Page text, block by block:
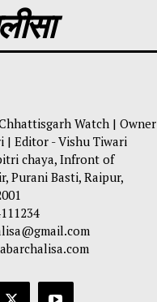
Watch | Owner
| Editor - Vishu Tiwari
chaya, Infront of
Purani Basti, Raipur,